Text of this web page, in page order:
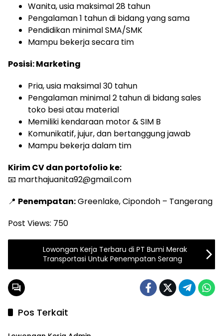
Wanita, usia maksimal 28 tahun
Pengalaman 1 tahun di bidang yang sama
Pendidikan minimal SMA/SMK
Mampu bekerja secara tim
Posisi: Marketing
Pria, usia maksimal 30 tahun
Pengalaman minimal 2 tahun di bidang sales
toko besi atau material
Memiliki kendaraan motor & SIM B
Komunikatif, jujur, dan bertanggung jawab
Mampu bekerja dalam tim
Kirim CV dan portofolio ke:
📧 marthajuanita92@gmail.com
📍 Penempatan:Greenlake, Cipondoh – Tangerang
Post Views: 750
Lowongan Kerja Terbaru di PT Bumi Merak
Transportasi Untuk Penempatan Serang
Pos Terkait
LOKER TANGERANG